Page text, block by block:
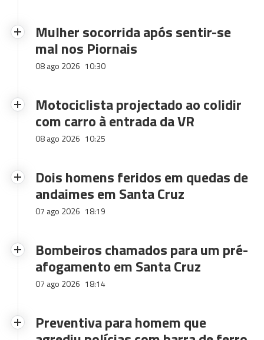
Mulher socorrida após sentir-se
mal nos Piornais
08 ago 2026 10:30
Motociclista projectado ao colidir
com carro à entrada da VR
08 ago 2026 10:25
Dois homens feridos em quedas de
andaimes em Santa Cruz
07 ago 2026 18:19
Bombeiros chamados para um pré-
afogamento em Santa Cruz
07 ago 2026 18:14
Preventiva para homem que